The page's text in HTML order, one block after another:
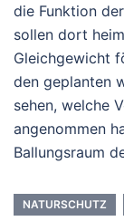
die Funktion
sollen dort
Gleichgewicht
den geplanten
sehen, welche
angenommen
Ballungsraum
NATURSCHUTZ